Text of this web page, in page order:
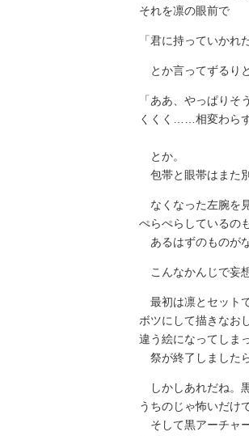
それを凛の眼前で
「君に持っていかれ
とか言ってずるり
「ああ、やっぱりそ
くくく……相変わら
とか。
包帯と眼帯はまた
なくなった左腕を
ぺらぺらしているの
あるはずのものが
こんなかんじで妄
最初は凛とセット
ボツにして描きなお
違う絵になってしま
祭が終了しました
しかしあれだね。
うちのじゃ怖いだけ
そして黒アーチャ